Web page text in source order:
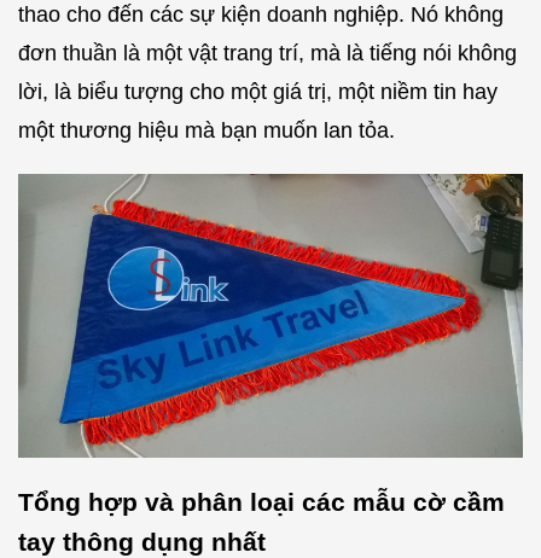
thao cho đến các sự kiện doanh nghiệp. Nó không
đơn thuần là một vật trang trí, mà là tiếng nói không
lời, là biểu tượng cho một giá trị, một niềm tin hay
một thương hiệu mà bạn muốn lan tỏa.
Tổng hợp và phân loại các mẫu cờ cầm
tay thông dụng nhất